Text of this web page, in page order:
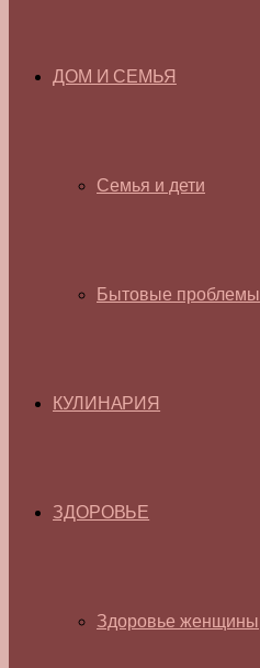
ДОМ И СЕМЬЯ
Семья и дети
Бытовые проблемы
КУЛИНАРИЯ
ЗДОРОВЬЕ
Здоровье женщины